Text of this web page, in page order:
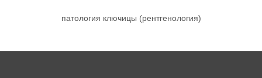
патология ключицы (рентгенология)